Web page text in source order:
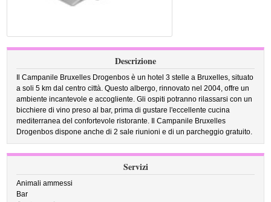
Descrizione
Il Campanile Bruxelles Drogenbos è un hotel 3 stelle a Bruxelles, situato
a soli 5 km dal centro città. Questo albergo, rinnovato nel 2004, offre un
ambiente incantevole e accogliente. Gli ospiti potranno rilassarsi con un
bicchiere di vino preso al bar, prima di gustare l'eccellente cucina
mediterranea del confortevole ristorante. Il Campanile Bruxelles
Drogenbos dispone anche di 2 sale riunioni e di un parcheggio gratuito.
Servizi
Animali ammessi
Bar